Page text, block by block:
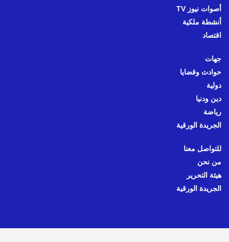
أصوات نيوز TV
أنشطة ملكية
اقتصاد
جهات
حوادث وقضايا
دولية
دين ودنيا
رياضة
الجريدة الورقية
للتواصل معنا
من نحن
هيئة التحرير
الجريدة الورقية